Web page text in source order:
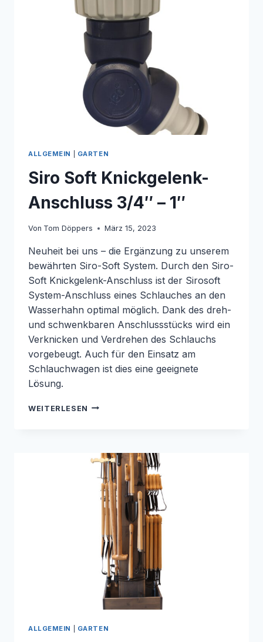
ALLGEMEIN GARTEN
Siro Soft Knickgelenk-
Anschluss 3/4″ – 1″
Von Tom Döppers März 15, 2023
Neuheit bei uns – die Ergänzung zu unserem
bewährten Siro-Soft System. Durch den Siro-
Soft Knickgelenk-Anschluss ist der Sirosoft
System-Anschluss eines Schlauches an den
Wasserhahn optimal möglich. Dank des dreh-
und schwenkbaren Anschlussstücks wird ein
Verknicken und Verdrehen des Schlauchs
vorgebeugt. Auch für den Einsatz am
Schlauchwagen ist dies eine geeignete
Lösung.
WEITERLESEN SIRO
3/4″
–
ALLGEMEIN GARTEN